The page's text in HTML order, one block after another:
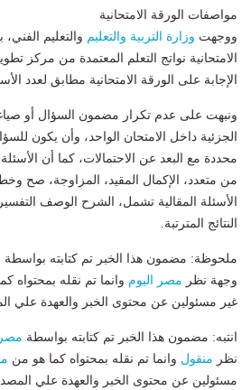
مواصفات الورقة الامتحانية
ووجهت وزارة التربية والتعليم والتعليم
الامتحانية نواتج التعلم المعتمدة من مركز
الإجابة على الورقة الامتحانية مطابق لعدد
ونبهت على عدم تكرار مضمون السؤال أو
الجزئية داخل الامتحان الواحد، وأن يكون
محددة مع البعد عن الاحتمالات، كما أن
من متعدد، الإكمال المقيد، المزاوجة، صح
الأسئلة المقالية تشمل، الشرح الوصف
النتائج المترتبة.
ملحوظة: مضمون هذا الخبر تم كتابته بواسطة
وجهة نظر مصر اليوم وانما تم نقله بمحتواه
غير مسئولين عن محتوى الخبر والعهدة علي
انتبه: مضمون هذا الخبر تم كتابته بواسطة مصر
نظر منقول وانما تم نقله بمحتواه كما هو من
مسئولين عن محتوى الخبر والعهدة علي